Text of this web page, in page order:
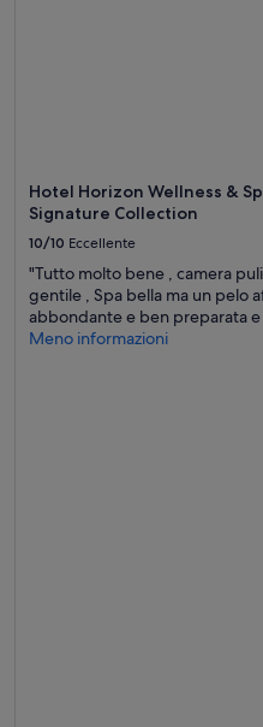
Hotel Horizon Wellness &
Signature Collection
10/10 Eccellente
"Tutto molto bene , camera
gentile , Spa bella ma un pelo
abbondante e ben preparata
Meno informazioni